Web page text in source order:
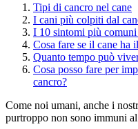
Tipi di cancro nel cane
I cani più colpiti dal
I 10 sintomi più
Cosa fare se il cane ha
Quanto tempo può
Cosa posso fare per
cancro?
Come noi umani, anche i
purtroppo non sono immuni